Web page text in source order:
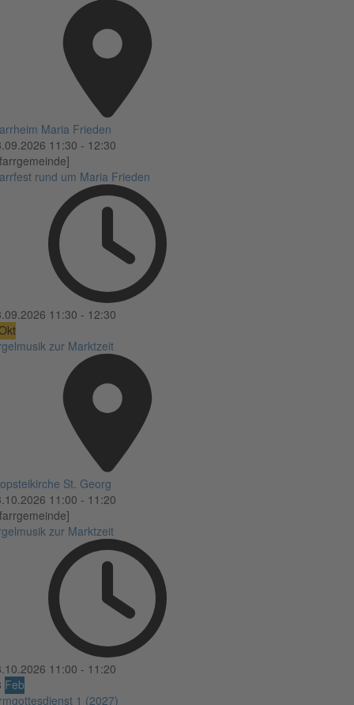
Maria Frieden
11:30 - 12:30
rund um Maria Frieden
11:30 - 12:30
zur Marktzeit
St. Georg
11:00 - 11:20
zur Marktzeit
11:00 - 11:20
Feb
1 (2027)